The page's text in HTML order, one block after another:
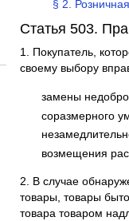
§ 2.
Статья 503.
1. Покупатель,
своему выбору
замены
соразмерного
возмещения
2. В случае
товары, товары
товара товаром